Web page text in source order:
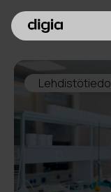
Palvelumme
Inspiroidu
Digia